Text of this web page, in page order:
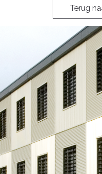
Terug